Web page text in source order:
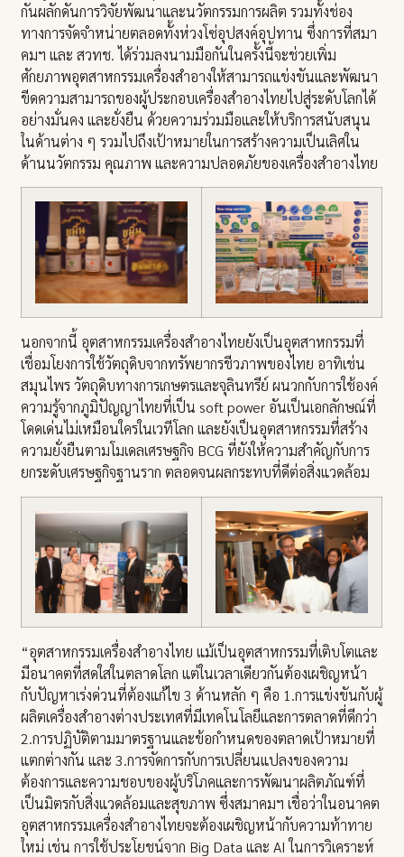
กันผลักดันการวิจัยพัฒนาและนวัตกรรมการผลิต รวมทั้งช่อง
ทางการจัดจำหน่ายตลอดทั้งห่วงโซ่อุปสงค์อุปทาน ซึ่งการที่สมา
คมฯ และ สวทช. ได้ร่วมลงนามมือกันในครั้งนี้จะช่วยเพิ่ม
ศักยภาพอุตสาหกรรมเครื่องสำอางให้สามารถแข่งขันและพัฒนา
ขีดความสามารถของผู้ประกอบเครื่องสำอางไทยไปสู่ระดับโลกได้
อย่างมั่นคง และยั่งยืน ด้วยความร่วมมือและให้บริการสนับสนุน
ในด้านต่าง ๆ รวมไปถึงเป้าหมายในการสร้างความเป็นเลิศใน
ด้านนวัตกรรม คุณภาพ และความปลอดภัยของเครื่องสำอางไทย
นอกจากนี้ อุตสาหกรรมเครื่องสำอางไทยยังเป็นอุตสาหกรรมที่
เชื่อมโยงการใช้วัตถุดิบจากทรัพยากรชีวภาพของไทย อาทิเช่น
สมุนไพร วัตถุดิบทางการเกษตรและจุลินทรีย์ ผนวกกับการใช้องค์
ความรู้จากภูมิปัญญาไทยที่เป็น soft power อันเป็นเอกลักษณ์ที่
โดดเด่นไม่เหมือนใครในเวทีโลก และยังเป็นอุตสาหกรรมที่สร้าง
ความยั่งยืนตามโมเดลเศรษฐกิจ BCG ที่ยังให้ความสำคัญกับการ
ยกระดับเศรษฐกิจฐานราก ตลอดจนผลกระทบที่ดีต่อสิ่งแวดล้อม
“อุตสาหกรรมเครื่องสำอางไทย แม้เป็นอุตสาหกรรมที่เติบโตและ
มีอนาคตที่สดใสในตลาดโลก แต่ในเวลาเดียวกันต้องเผชิญหน้า
กับปัญหาเร่งด่วนที่ต้องแก้ไข 3 ด้านหลัก ๆ คือ 1.การแข่งขันกับผู้
ผลิตเครื่องสำอางต่างประเทศที่มีเทคโนโลยีและการตลาดที่ดีกว่า
2.การปฏิบัติตามมาตรฐานและข้อกำหนดของตลาดเป้าหมายที่
แตกต่างกัน และ 3.การจัดการกับการเปลี่ยนแปลงของความ
ต้องการและความชอบของผู้บริโภคและการพัฒนาผลิตภัณฑ์ที่
เป็นมิตรกับสิ่งแวดล้อมและสุขภาพ ซึ่งสมาคมฯ เชื่อว่าในอนาคต
อุตสาหกรรมเครื่องสำอางไทยจะต้องเผชิญหน้ากับความท้าทาย
ใหม่ เช่น การใช้ประโยชน์จาก Big Data และ AI ในการวิเคราะห์